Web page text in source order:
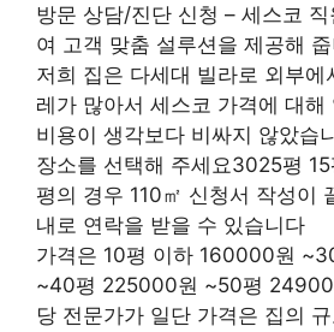
방문 상담/진단 신청 – 세스코
여 고객 맞춤 설루션을 제공해
저희 집은 다세대 빌라로 외부에
레가 많아서 세스코 가격에 대해
비용이 생각보다 비싸지 않았습
장소를 선택해 주세요3025평
평의 경우 110㎡ 신청서 작성이
내로 연락을 받을 수 있습니다
가격은 10평 이하 160000원
~40평 225000원 ~50평
당 전문가가 일단 가격은 집의